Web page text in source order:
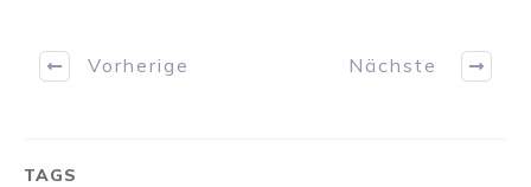
Vorherige Nächste
TAGS